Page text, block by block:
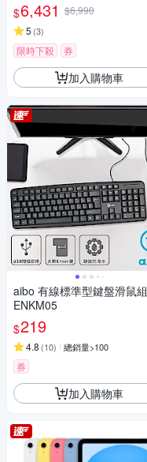
螢幕
$6,431 $6,990
5 (3)
限時下殺 券
加入購物車
aibo 有線標準型鍵盤滑鼠組 LY-
ENKM05
$219
4.8 (10) 總銷量>100
券
加入購物車